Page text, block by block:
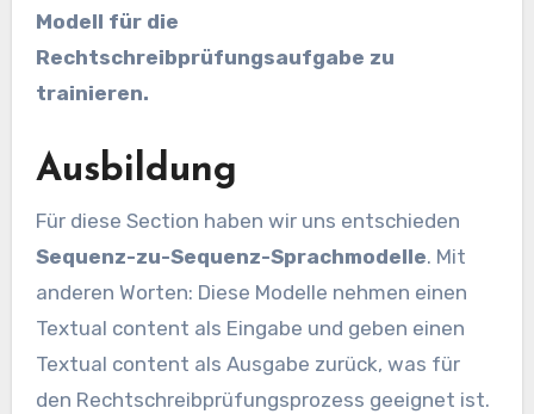
Modell für die
Rechtschreibprüfungsaufgabe zu
trainieren.
Ausbildung
Für diese Section haben wir uns entschieden
Sequenz-zu-Sequenz-Sprachmodelle. Mit
anderen Worten: Diese Modelle nehmen einen
Textual content als Eingabe und geben einen
Textual content als Ausgabe zurück, was für
den Rechtschreibprüfungsprozess geeignet ist.